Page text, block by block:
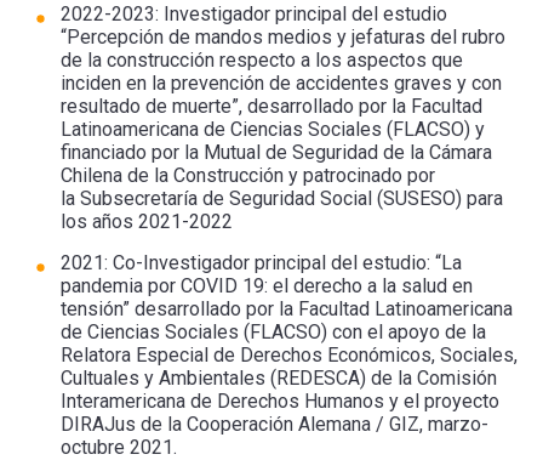
2022-2023: Investigador principal del estudio
“Percepción de mandos medios y jefaturas del rubro
de la construcción respecto a los aspectos que
inciden en la prevención de accidentes graves y con
resultado de muerte”, desarrollado por la Facultad
Latinoamericana de Ciencias Sociales (FLACSO) y
financiado por la Mutual de Seguridad de la Cámara
Chilena de la Construcción y patrocinado por
la Subsecretaría de Seguridad Social (SUSESO) para
los años 2021-2022
2021: Co-Investigador principal del estudio: “La
pandemia por COVID 19: el derecho a la salud en
tensión” desarrollado por la Facultad Latinoamericana
de Ciencias Sociales (FLACSO) con el apoyo de la
Relatora Especial de Derechos Económicos, Sociales,
Cultuales y Ambientales (REDESCA) de la Comisión
Interamericana de Derechos Humanos y el proyecto
DIRAJus de la Cooperación Alemana / GIZ, marzo-
octubre 2021.